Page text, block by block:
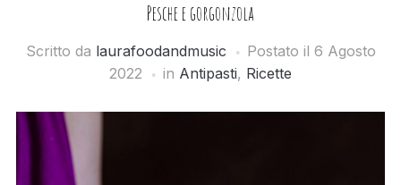
Pesche e gorgonzola
Scritto da laurafoodandmusic Postato il 6 Agosto
2022
in Antipasti, Ricette